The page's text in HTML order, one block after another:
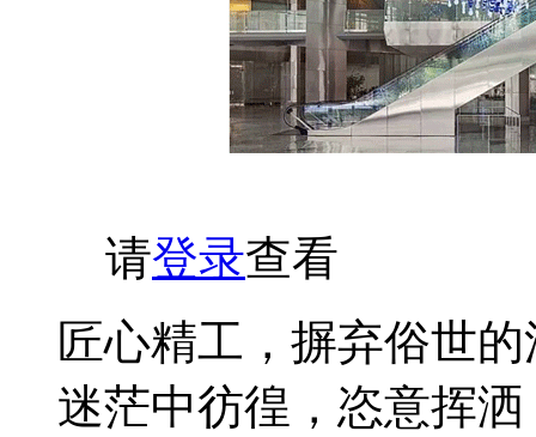
请登录查看
匠心精工，摒弃俗世
迷茫中彷徨，恣意挥